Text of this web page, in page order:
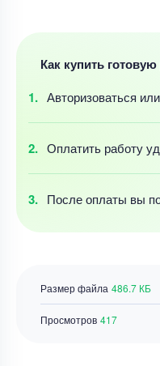
Как купить
Авторизоваться
Оплатить работу
После оплаты вы
Размер файла 486.7 КБ
Просмотров 417